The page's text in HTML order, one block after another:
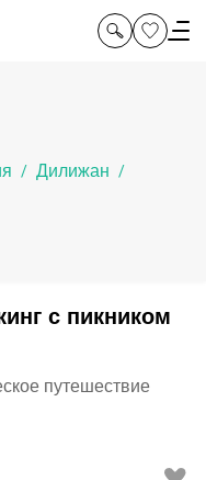
/ Дилижан /
с пикником
путешествие